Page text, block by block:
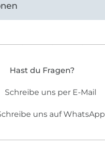
Hast du Fragen?
Schreibe uns per E-Mail
uns auf WhatsApp